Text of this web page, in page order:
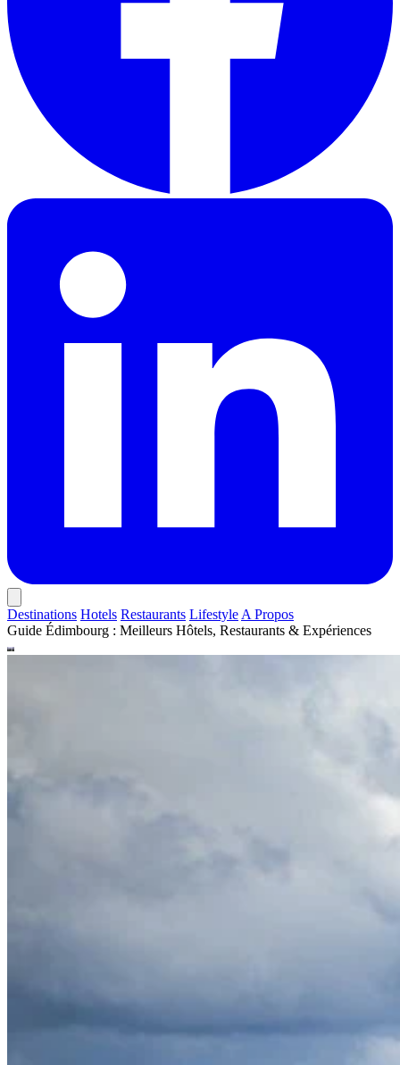
Destinations Hotels Restaurants Lifestyle A Propos
Guide Édimbourg : Meilleurs Hôtels, Restaurants & Expériences